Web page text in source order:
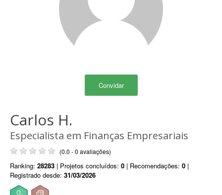
Convidar
Carlos H.
Especialista em Finanças Empresariais
(0.0 - 0 avaliações)
Ranking: 28283 | Projetos concluídos: 0 | Recomendações: 0 |
Registrado desde: 31/03/2026